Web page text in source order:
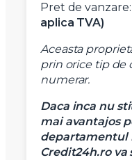
Pret de vanzare:
aplica TVA)
Aceasta
prin orice tip de
numerar.
Daca inca nu
mai avantajos
departamentul
Credit24h.ro